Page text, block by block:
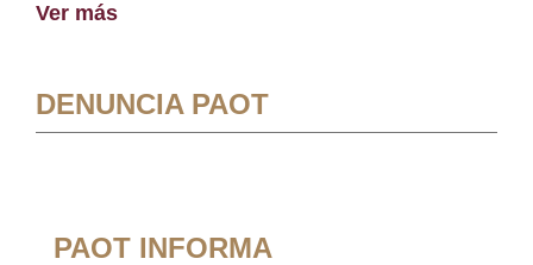
Ver más
DENUNCIA PAOT
PAOT INFORMA